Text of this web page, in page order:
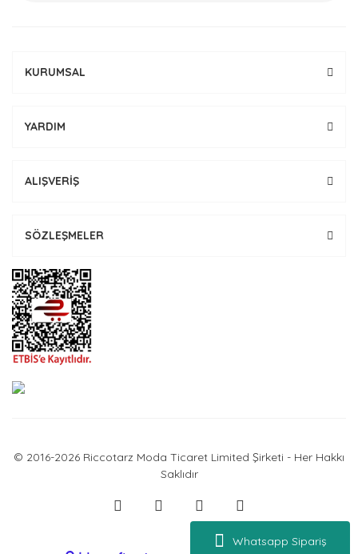
Whatsapp Sipariş
KURUMSAL
YARDIM
ALIŞVERİŞ
SÖZLEŞMELER
© 2016-2026 Riccotarz Moda Ticaret Limited Şirketi - Her Hakkı
Saklıdır